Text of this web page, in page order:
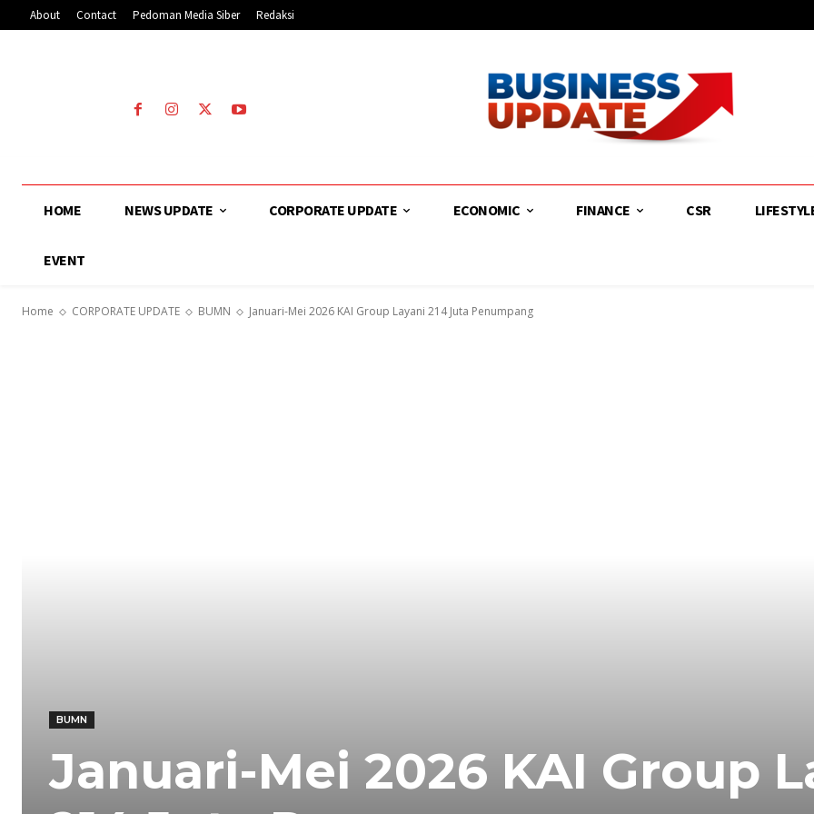
About Contact Pedoman Media Siber Redaksi
HOME NEWS UPDATE CORPORATE UPDATE ECONOMIC FINANCE CSR
EVENT
Home CORPORATE UPDATE BUMN Januari-Mei 2026 KAI Group Layani 214 Juta Penumpang
BUMN
Januari-Mei 2026 KAI Group